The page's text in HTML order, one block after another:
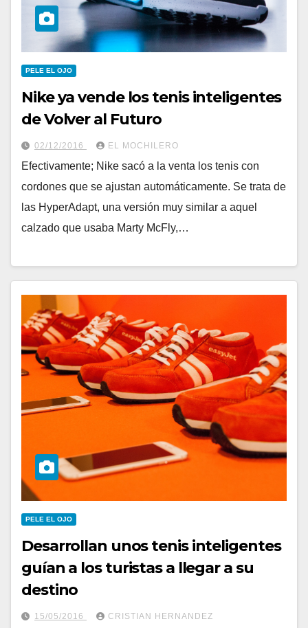
PELE EL OJO
Nike ya vende los tenis inteligentes
de Volver al Futuro
02/12/2016 EL MOCHILERO
Efectivamente; Nike sacó a la venta los tenis con
cordones que se ajustan automáticamente. Se trata de
las HyperAdapt, una versión muy similar a aquel
calzado que usaba Marty McFly,…
PELE EL OJO
Desarrollan unos tenis inteligentes
guían a los turistas a llegar a su
destino
15/05/2016 CRISTIAN HERNANDEZ